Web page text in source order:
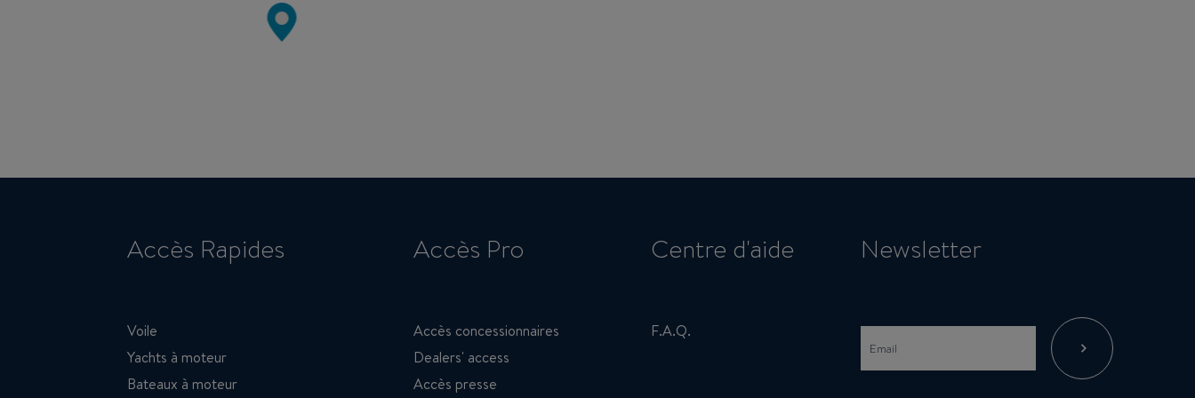
Accès Rapides
Voile
Yachts à moteur
Bateaux à moteur
Accès Pro
Accès concessionnaires
Dealers' access
Accès presse
Centre d'aide
F.A.Q.
Newsletter